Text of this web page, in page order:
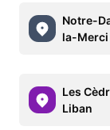
Notre-
la-Merci
Les
Liban